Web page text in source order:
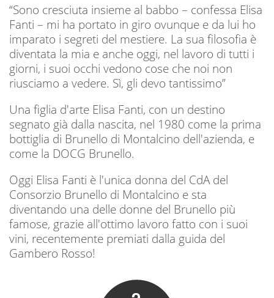
“Sono cresciuta insieme al babbo – confessa Elisa
Fanti – mi ha portato in giro ovunque e da lui ho
imparato i segreti del mestiere. La sua filosofia è
diventata la mia e anche oggi, nel lavoro di tutti i
giorni, i suoi occhi vedono cose che noi non
riusciamo a vedere. Sì, gli devo tantissimo”
Una figlia d'arte Elisa Fanti, con un destino
segnato già dalla nascita, nel 1980 come la prima
bottiglia di Brunello di Montalcino dell'azienda, e
come la DOCG Brunello.
Oggi Elisa Fanti è l'unica donna del CdA del
Consorzio Brunello di Montalcino e sta
diventando una delle donne del Brunello più
famose, grazie all'ottimo lavoro fatto con i suoi
vini, recentemente premiati dalla guida del
Gambero Rosso!